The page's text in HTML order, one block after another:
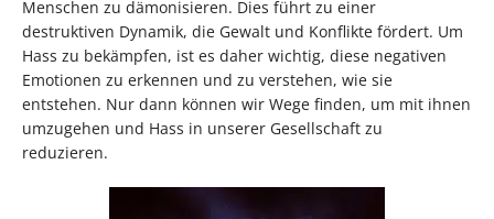
Menschen zu dämonisieren. Dies führt zu einer
destruktiven Dynamik, die Gewalt und Konflikte fördert. Um
Hass zu bekämpfen, ist es daher wichtig, diese negativen
Emotionen zu erkennen und zu verstehen, wie sie
entstehen. Nur dann können wir Wege finden, um mit ihnen
umzugehen und Hass in unserer Gesellschaft zu
reduzieren.